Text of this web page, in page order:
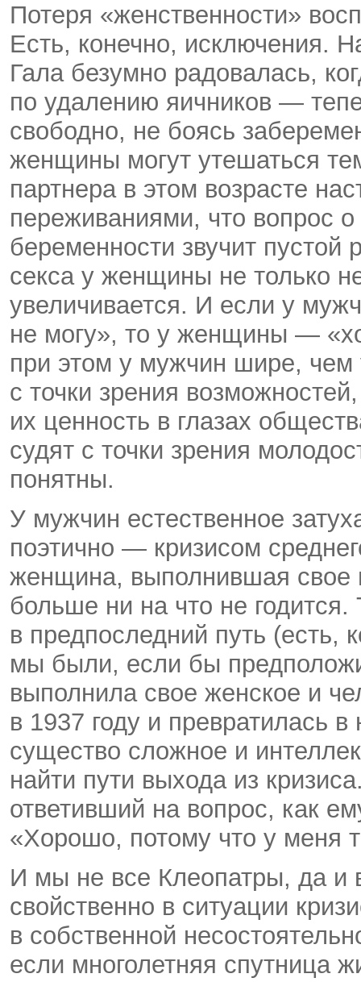
Потеря «женственности»
Есть, конечно, исключения.
Гала безумно радовалась,
по удалению яичников —
свободно, не боясь
женщины могут утешаться
партнера в этом возрасте
переживаниями, что вопрос
беременности звучит
секса у женщины не только
увеличивается. И если у
не могу», то у женщины —
при этом у мужчин шире,
с точки зрения
их ценность в глазах
судят с точки зрения
понятны.
У мужчин естественное
поэтично — кризисом
женщина, выполнившая свое
больше ни на что не годится.
в предпоследний путь
мы были, если бы
выполнила свое женское и
в 1937 году и превратилась
существо сложное и
найти пути выхода из
ответивший на вопрос, как
«Хорошо, потому что у меня
И мы не все Клеопатры, да
свойственно в ситуации
в собственной
если многолетняя спутница